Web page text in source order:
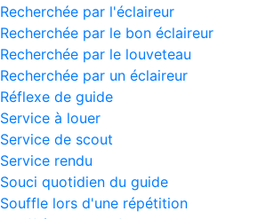
Recherchée par l'éclaireur
Recherchée par le bon éclaireur
Recherchée par le louveteau
Recherchée par un éclaireur
Réflexe de guide
Service à louer
Service de scout
Service rendu
Souci quotidien du guide
Souffle lors d'une répétition